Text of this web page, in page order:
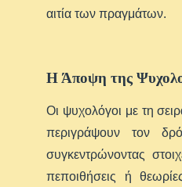
αιτία των πραγμάτων.
Η Άποψη της
Οι ψυχολόγοι με τη
περιγράψουν τον
συγκεντρώνοντας
πεποιθήσεις ή